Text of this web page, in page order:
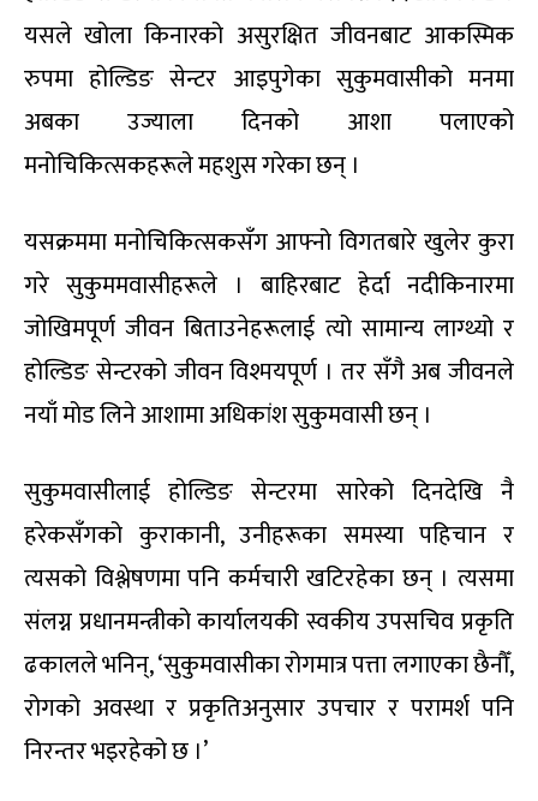
यसले खोला किनारको असुरक्षित जीवनबाट आकस्मिक
रुपमा होल्डिङ सेन्टर आइपुगेका सुकुमवासीको मनमा
अबका उज्याला दिनको आशा पलाएको
मनोचिकित्सकहरूले महशुस गरेका छन् ।
यसक्रममा मनोचिकित्सकसँग आफ्नो विगतबारे खुलेर कुरा
गरे सुकुममवासीहरूले । बाहिरबाट हेर्दा नदीकिनारमा
जोखिमपूर्ण जीवन बिताउनेहरूलाई त्यो सामान्य लाग्थ्यो र
होल्डिङ सेन्टरको जीवन विश्मयपूर्ण । तर सँगै अब जीवनले
नयाँ मोड लिने आशामा अधिकांश सुकुमवासी छन् ।
सुकुमवासीलाई होल्डिङ सेन्टरमा सारेको दिनदेखि नै
हरेकसँगको कुराकानी, उनीहरूका समस्या पहिचान र
त्यसको विश्लेषणमा पनि कर्मचारी खटिरहेका छन् । त्यसमा
संलग्न प्रधानमन्त्रीको कार्यालयकी स्वकीय उपसचिव प्रकृति
ढकालले भनिन्, ‘सुकुमवासीका रोगमात्र पत्ता लगाएका छैनौँ,
रोगको अवस्था र प्रकृतिअनुसार उपचार र परामर्श पनि
निरन्तर भइरहेको छ ।’